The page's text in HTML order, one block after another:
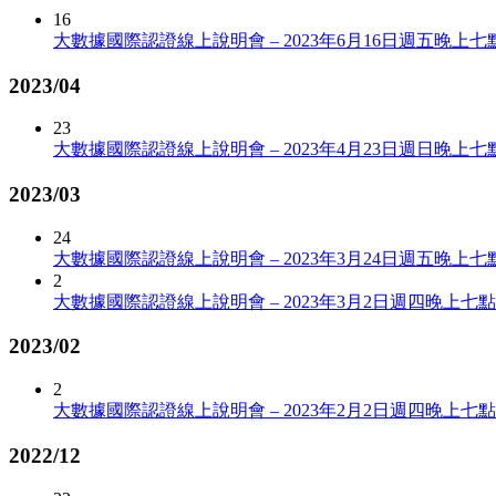
16
大數據國際認證線上說明會 – 2023年6月16日週五晚上七
2023/04
23
大數據國際認證線上說明會 – 2023年4月23日週日晚上七
2023/03
24
大數據國際認證線上說明會 – 2023年3月24日週五晚上七
2
大數據國際認證線上說明會 – 2023年3月2日週四晚上七點
2023/02
2
大數據國際認證線上說明會 – 2023年2月2日週四晚上七點
2022/12